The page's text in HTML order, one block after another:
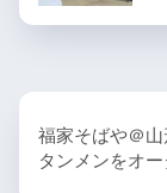
福家そばや＠
タンメンをオ